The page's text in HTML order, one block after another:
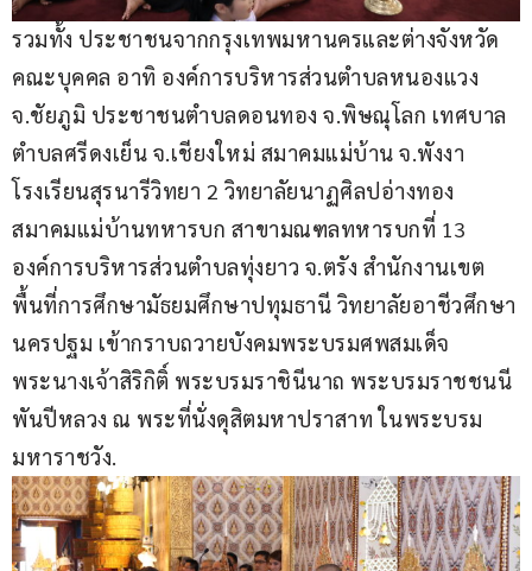
รวมทั้ง ประชาชนจากกรุงเทพมหานครและต่างจังหวัด
คณะบุคคล อาทิ องค์การบริหารส่วนตำบลหนองแวง
จ.ชัยภูมิ ประชาชนตำบลดอนทอง จ.พิษณุโลก เทศบาล
ตำบลศรีดงเย็น จ.เชียงใหม่ สมาคมแม่บ้าน จ.พังงา
โรงเรียนสุรนารีวิทยา 2 วิทยาลัยนาฏศิลปอ่างทอง
สมาคมแม่บ้านทหารบก สาขามณฑลทหารบกที่ 13
องค์การบริหารส่วนตำบลทุ่งยาว จ.ตรัง สำนักงานเขต
พื้นที่การศึกษามัธยมศึกษาปทุมธานี วิทยาลัยอาชีวศึกษา
นครปฐม เข้ากราบถวายบังคมพระบรมศพสมเด็จ
พระนางเจ้าสิริกิติ์ พระบรมราชินีนาถ พระบรมราชชนนี
พันปีหลวง ณ พระที่นั่งดุสิตมหาปราสาท ในพระบรม
มหาราชวัง.